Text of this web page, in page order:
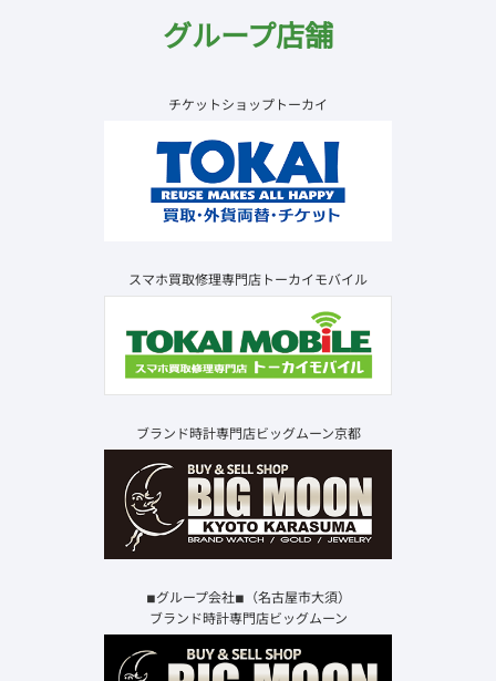
グループ店舗
チケットショップトーカイ
スマホ買取修理専門店トーカイモバイル
ブランド時計専門店ビッグムーン京都
◾︎グループ会社◾︎（名古屋市大須）
ブランド時計専門店ビッグムーン